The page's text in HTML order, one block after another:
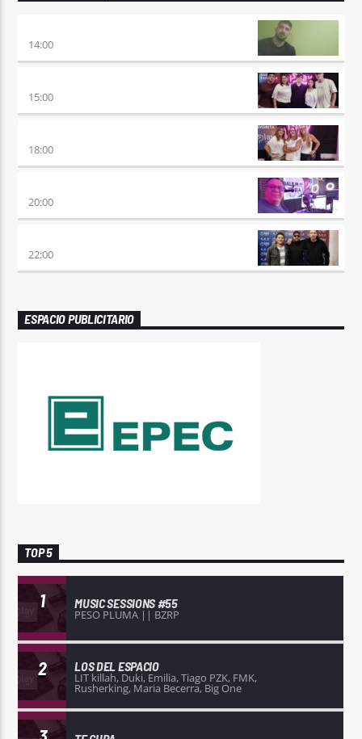
14:00
15:00
18:00
20:00
22:00
ESPACIO PUBLICITARIO
TOP 5
1 MUSIC SESSIONS #55
PESO PLUMA || BZRP
2 LOS DEL ESPACIO
LIT killah, Duki, Emilia, Tiago PZK, FMK,
Rusherking, Maria Becerra, Big One